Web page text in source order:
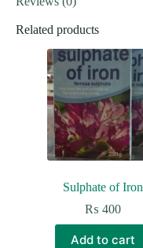
Related products
Sulphate of Iron
₨ 400
Add to cart